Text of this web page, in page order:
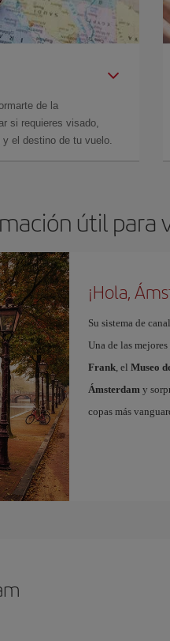
de la
si requieres visado,
y el destino de tu vuelo.
útil para
¡Hola,
Su sistema de
Una de las
Frank, el Museo
Ámsterdamy
copas más